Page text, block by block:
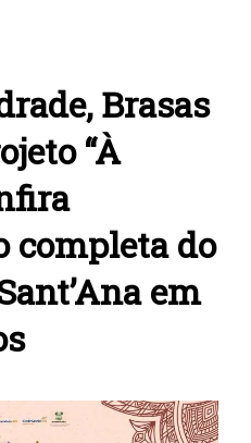
Brasas
“À
completa do
em